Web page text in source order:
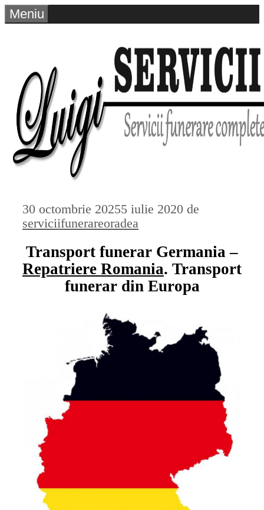
Sari
la
Meniu
30 octombrie 20255 iulie 2020 de
serviciifunerareoradea
Transport funerar Germania –
Repatriere Romania. Transport
funerar din Europa